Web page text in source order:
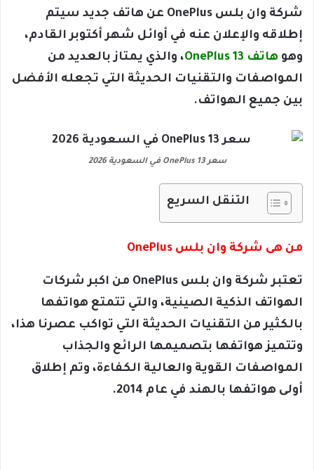
شركة وان بلس OnePlus عن هاتف جديد سيتم
إطلاقه والإعلان عنه في أوائل شهر أكتوبر القادم،
وهو هاتف OnePlus 13
، والذي يمتاز بالعديد من
المواصفات والتقنيات الحديثة التي تجعله الأفضل
بين جميع الهواتف.
سعر OnePlus 13 في السعودية 2026
التنقل السريع
من هى شركة وان بلس OnePlus
تعتبر شركة وان بلس OnePlus من اكبر شركات
الهواتف الذكية الصينية، والتي تتمتع هواتفها
بالكثير من التقنيات الحديثة التي تواكب عصرنا هذا،
وتتميز هواتفها بتصميمها الرائع والجذاب
المواصفات القوية والعالية الكفاءة، وتم إطلاق
أولى هواتفها بالهند في عام 2014.